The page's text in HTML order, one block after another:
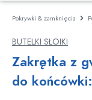
Pokrywki & zamknięcia
BUTELKI SŁOIKI
Zakrętka z
do